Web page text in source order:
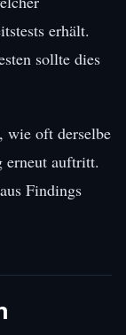
erhält.
sollte dies
wie oft derselbe
erneut auftritt.
Findings